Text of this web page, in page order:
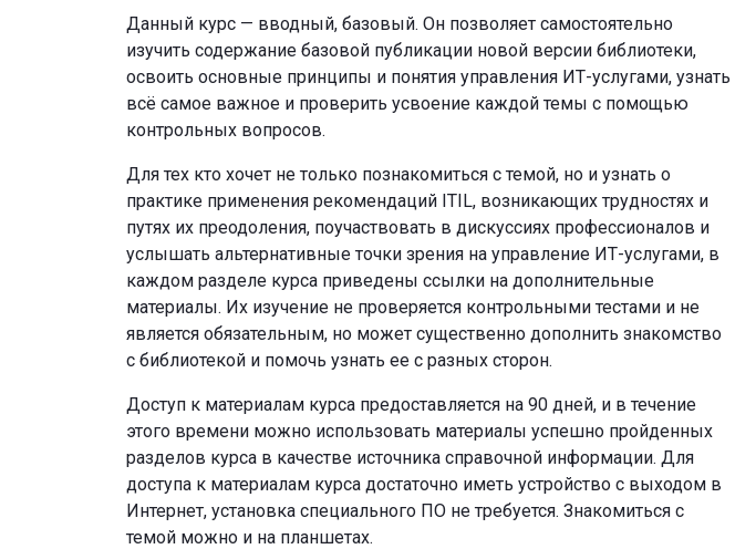
Данный курс — вводный, базовый. Он позволяет самостоятельно
изучить содержание базовой публикации новой версии библиотеки,
освоить основные принципы и понятия управления ИТ-услугами, узнать
всё самое важное и проверить усвоение каждой темы с помощью
контрольных вопросов.
Для тех кто хочет не только познакомиться с темой, но и узнать о
практике применения рекомендаций ITIL, возникающих трудностях и
путях их преодоления, поучаствовать в дискуссиях профессионалов и
услышать альтернативные точки зрения на управление ИТ-услугами, в
каждом разделе курса приведены ссылки на дополнительные
материалы. Их изучение не проверяется контрольными тестами и не
является обязательным, но может существенно дополнить знакомство
с библиотекой и помочь узнать ее с разных сторон.
Доступ к материалам курса предоставляется на 90 дней, и в течение
этого времени можно использовать материалы успешно пройденных
разделов курса в качестве источника справочной информации. Для
доступа к материалам курса достаточно иметь устройство с выходом в
Интернет, установка специального ПО не требуется. Знакомиться с
темой можно и на планшетах.